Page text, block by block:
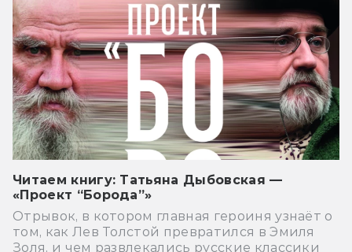
Читаем книгу: Татьяна Дыбовская —
«Проект “Борода”»
Отрывок, в котором главная героиня узнаёт о
том, как Лев Толстой превратился в Эмиля
Золя, и чем развлекались русские классики